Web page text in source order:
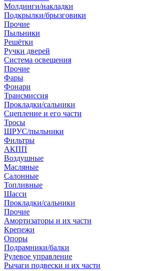
Молдинги/накладки
Подкрылки/брызговики
Прочие
Пыльники
Решётки
Ручки дверей
Система освещения
Прочие
Фары
Фонари
Трансмиссия
Прокладки/сальники
Сцепление и его части
Тросы
ШРУС/пыльники
Фильтры
АКПП
Воздушные
Масляные
Салонные
Топливные
Шасси
Прокладки/сальники
Прочие
Амортизаторы и их части
Крепежи
Опоры
Подрамники/балки
Рулевое управление
Рычаги подвески и их части